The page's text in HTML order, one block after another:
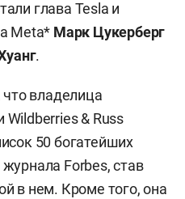
глава Tesla и
Meta* Марк Цукерберг
.
что владелица
& Russ
50 богатейших
Forbes, став
в нем. Кроме того, она